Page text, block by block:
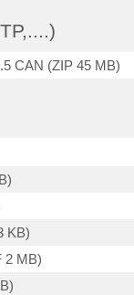
CAN (ZIP 45 MB)
KB)
2 MB)